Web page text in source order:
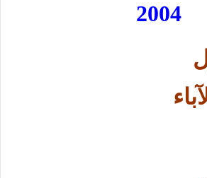
2004